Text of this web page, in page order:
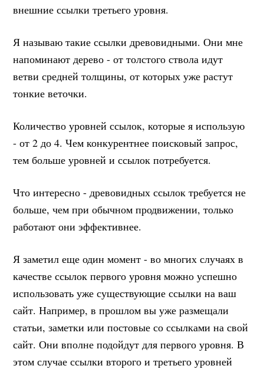
внешние ссылки третьего уровня.
Я называю такие ссылки древовидными. Они мне
напоминают дерево - от толстого ствола идут
ветви средней толщины, от которых уже растут
тонкие веточки.
Количество уровней ссылок, которые я использую
- от 2 до 4. Чем конкурентнее поисковый запрос,
тем больше уровней и ссылок потребуется.
Что интересно - древовидных ссылок требуется не
больше, чем при обычном продвижении, только
работают они эффективнее.
Я заметил еще один момент - во многих случаях в
качестве ссылок первого уровня можно успешно
использовать уже существующие ссылки на ваш
сайт. Например, в прошлом вы уже размещали
статьи, заметки или постовые со ссылками на свой
сайт. Они вполне подойдут для первого уровня. В
этом случае ссылки второго и третьего уровней